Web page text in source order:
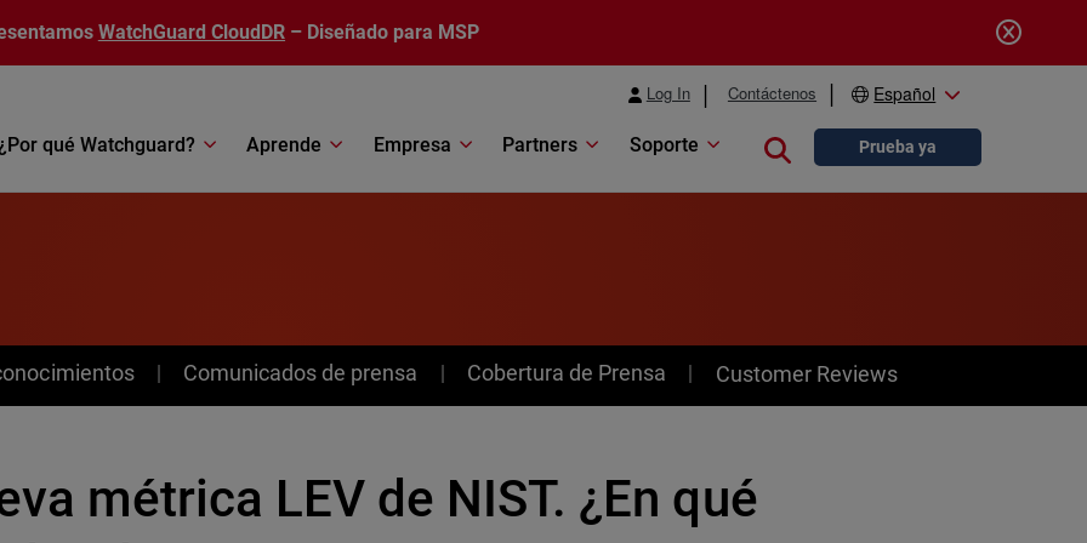
WatchGuard CloudDR – Diseñado para MSP
Log In Contáctenos Español
qué Watchguard? Aprende Empresa Partners Soporte Close searchPrueba ya
Comunicados de prensa Cobertura de Prensa Customer Reviews
métrica LEV de NIST. ¿En qué